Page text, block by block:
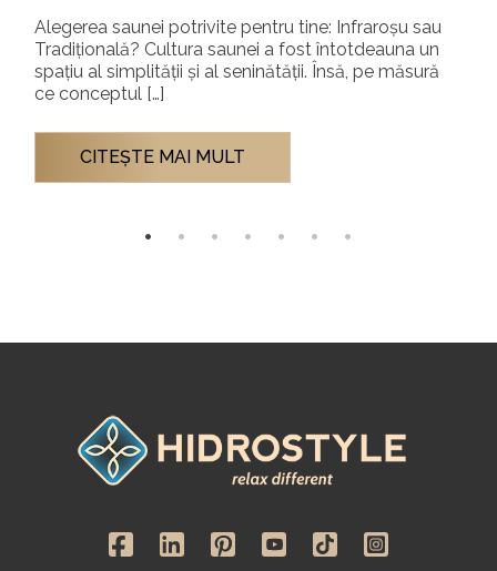
Alegerea saunei potrivite pentru tine: Infraroșu sau
Tradițională? Cultura saunei a fost întotdeauna un
spațiu al simplității și al seninătății. Însă, pe măsură
ce conceptul […]
CITEŞTE MAI MULT